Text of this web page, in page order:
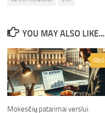
YOU MAY ALSO LIKE...
0
Mokesčių patarimai verslui: